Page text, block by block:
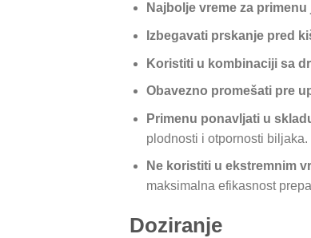
Najbolje vreme za
Izbegavati prskanje pred
Koristiti u kombinaciji sa
Obavezno promešati pre
Primenu ponavljati u
plodnosti i otpornosti biljaka.
Ne koristiti u ekstremnim
maksimalna efikasnost
Doziranje